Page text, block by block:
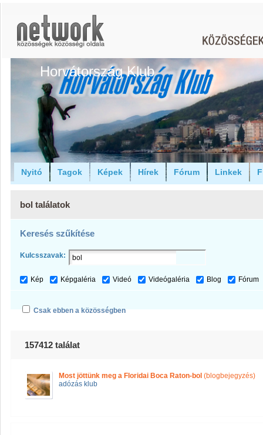
Horvátország Klub
Nyitó Tagok Képek Hírek Fórum Linkek
bol találatok
Keresés szűkítése
Kulcsszavak:
Kép Képgaléria Videó Videógaléria Blog Fórum
Csak ebben a közösségben
157412 találat
Most jöttünk meg a Floridai Boca Raton-bol (blogbejegyzés)
adózás klub